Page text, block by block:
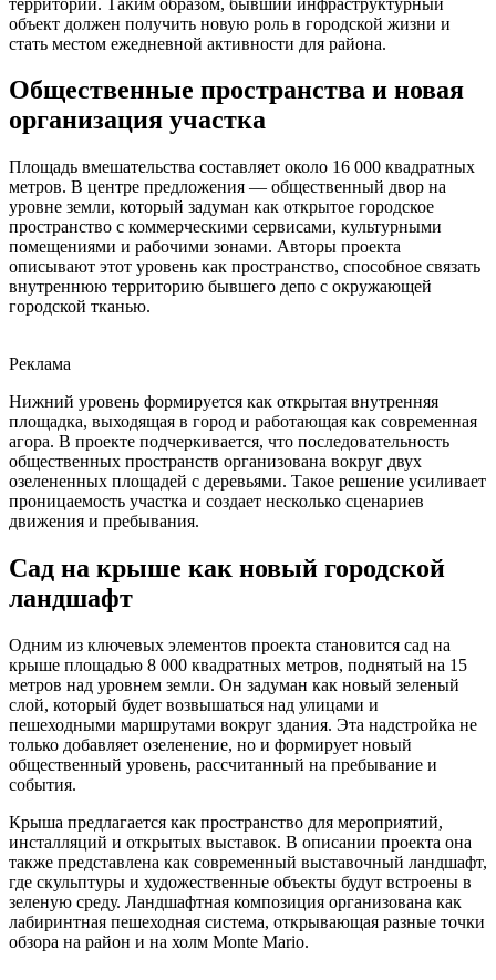
объект должен получить новую роль в городской жизни и
стать местом ежедневной активности для района.
Общественные пространства и новая
организация участка
Площадь вмешательства составляет около 16 000 квадратных
метров. В центре предложения — общественный двор на
уровне земли, который задуман как открытое городское
пространство с коммерческими сервисами, культурными
помещениями и рабочими зонами. Авторы проекта
описывают этот уровень как пространство, способное связать
внутреннюю территорию бывшего депо с окружающей
городской тканью.
Реклама
Нижний уровень формируется как открытая внутренняя
площадка, выходящая в город и работающая как современная
агора. В проекте подчеркивается, что последовательность
общественных пространств организована вокруг двух
озелененных площадей с деревьями. Такое решение усиливает
проницаемость участка и создает несколько сценариев
движения и пребывания.
Сад на крыше как новый городской
ландшафт
Одним из ключевых элементов проекта становится сад на
крыше площадью 8 000 квадратных метров, поднятый на 15
метров над уровнем земли. Он задуман как новый зеленый
слой, который будет возвышаться над улицами и
пешеходными маршрутами вокруг здания. Эта надстройка не
только добавляет озеленение, но и формирует новый
общественный уровень, рассчитанный на пребывание и
события.
Крыша предлагается как пространство для мероприятий,
инсталляций и открытых выставок. В описании проекта она
также представлена как современный выставочный ландшафт,
где скульптуры и художественные объекты будут встроены в
зеленую среду. Ландшафтная композиция организована как
лабиринтная пешеходная система, открывающая разные точки
обзора на район и на холм Monte Mario.